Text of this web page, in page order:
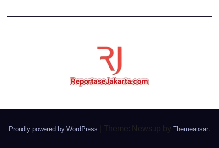
Proudly powered by WordPress Theme: Newsup by Themeansar.